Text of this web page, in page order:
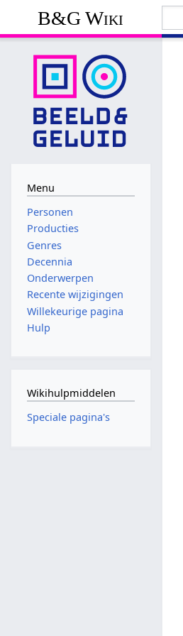
B&G Wiki
Menu
Personen
Producties
Genres
Decennia
Onderwerpen
Recente wijzigingen
Willekeurige pagina
Hulp
Wikihulpmiddelen
Speciale pagina's